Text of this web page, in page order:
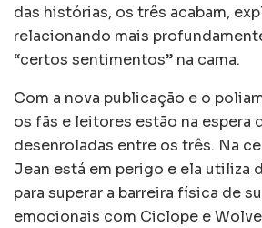
das histórias, os três acabam,
relacionando mais
“certos sentimentos” na cama.
Com a nova publicação e o
os fãs e leitores estão na espera
desenroladas entre os três. Na
Jean está em perigo e ela utiliza
para superar a barreira física de
emocionais com Ciclope e